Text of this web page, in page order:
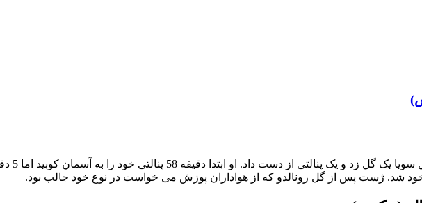
کریستیانو رونالدو در
شد. ژست پس از گل رونالدو که از هواداران پوزش می خواست در نوع خود جالب بود.